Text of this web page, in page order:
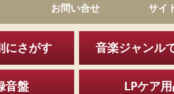
お問い合せ サイ
にさがす 音楽ジャンル
音盤 LPケア